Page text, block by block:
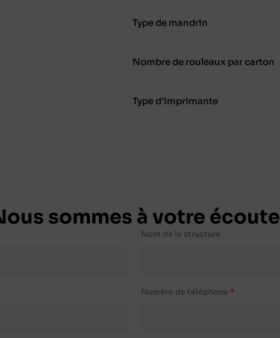
Type de mandrin
Nombre de rouleaux par carton
Type d'imprimante
sommes à votre écoute
Nom de la structure
Numéro de téléphone